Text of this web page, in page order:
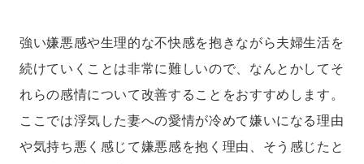
強い嫌悪感や生理的な不快感を抱きながら夫婦生活を
続けていくことは非常に難しいので、なんとかしてそ
れらの感情について改善することをおすすめします。
ここでは浮気した妻への愛情が冷めて嫌いになる理由
や気持ち悪く感じて嫌悪感を抱く理由、そう感じたと